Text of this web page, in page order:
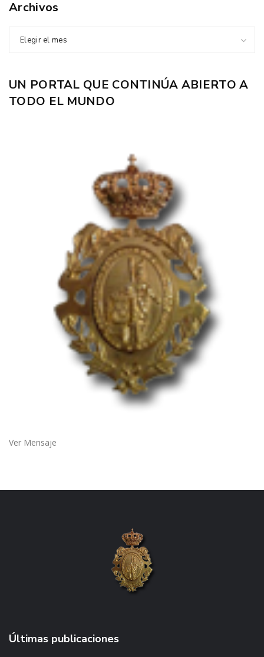
Archivos
Elegir el mes
UN PORTAL QUE CONTINÚA ABIERTO A
TODO EL MUNDO
Ver Mensaje
Últimas publicaciones